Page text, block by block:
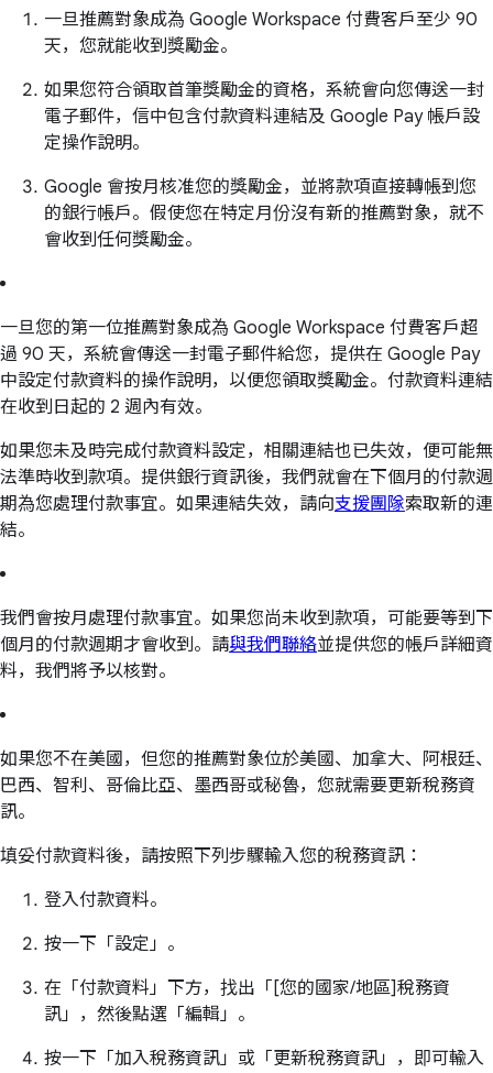
一旦推薦對象成為 Google Workspace 付費客戶至少 90
天，您就能收到獎勵金。
如果您符合領取首筆獎勵金的資格，系統會向您傳送一封
電子郵件，信中包含付款資料連結及 Google Pay 帳戶設
定操作說明。
Google 會按月核准您的獎勵金，並將款項直接轉帳到您
的銀行帳戶。假使您在特定月份沒有新的推薦對象，就不
會收到任何獎勵金。
一旦您的第一位推薦對象成為 Google Workspace 付費客戶超
過 90 天，系統會傳送一封電子郵件給您，提供在 Google Pay
中設定付款資料的操作說明，以便您領取獎勵金。付款資料連結
在收到日起的 2 週內有效。
如果您未及時完成付款資料設定，相關連結也已失效，便可能無
法準時收到款項。提供銀行資訊後，我們就會在下個月的付款週
期為您處理付款事宜。如果連結失效，請向支援團隊索取新的連
結。
我們會按月處理付款事宜。如果您尚未收到款項，可能要等到下
個月的付款週期才會收到。請與我們聯絡並提供您的帳戶詳細資
料，我們將予以核對。
如果您不在美國，但您的推薦對象位於美國、加拿大、阿根廷、
巴西、智利、哥倫比亞、墨西哥或秘魯，您就需要更新稅務資
訊。
填妥付款資料後，請按照下列步驟輸入您的稅務資訊：
登入付款資料。
按一下「設定」。
在「付款資料」下方，找出「[您的國家/地區]稅務資
訊」，然後點選「編輯」。
按一下「加入稅務資訊」或「更新稅務資訊」，即可輸入